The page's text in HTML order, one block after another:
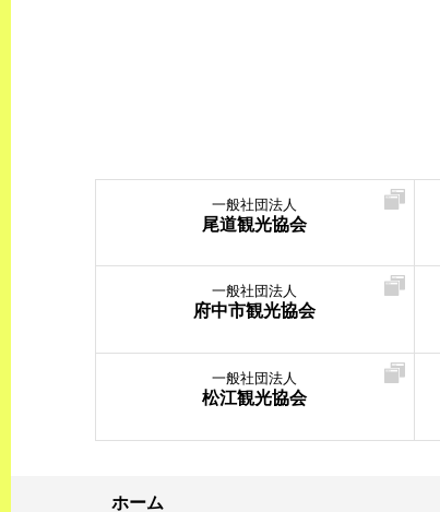
一般社団法人
尾道観光協会
一般社団法人
府中市観光協会
一般社団法人
松江観光協会
ホーム